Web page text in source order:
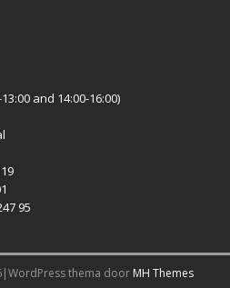
and 14:00-16:00)
95
thema door MH Themes